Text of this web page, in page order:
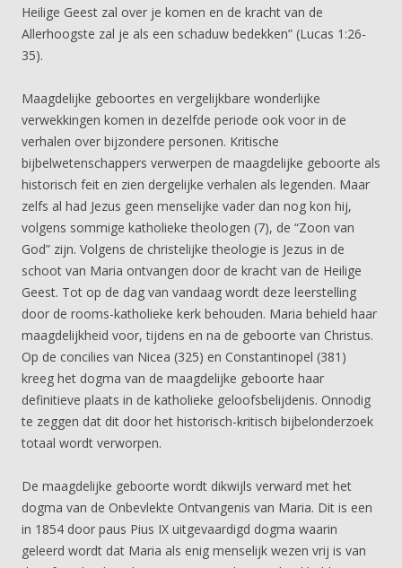
Heilige Geest zal over je komen en de kracht van de
Allerhoogste zal je als een schaduw bedekken” (Lucas 1:26-
35).
Maagdelijke geboortes en vergelijkbare wonderlijke
verwekkingen komen in dezelfde periode ook voor in de
verhalen over bijzondere personen. Kritische
bijbelwetenschappers verwerpen de maagdelijke geboorte als
historisch feit en zien dergelijke verhalen als legenden. Maar
zelfs al had Jezus geen menselijke vader dan nog kon hij,
volgens sommige katholieke theologen (7), de “Zoon van
God” zijn. Volgens de christelijke theologie is Jezus in de
schoot van Maria ontvangen door de kracht van de Heilige
Geest. Tot op de dag van vandaag wordt deze leerstelling
door de rooms-katholieke kerk behouden. Maria behield haar
maagdelijkheid voor, tijdens en na de geboorte van Christus.
Op de concilies van Nicea (325) en Constantinopel (381)
kreeg het dogma van de maagdelijke geboorte haar
definitieve plaats in de katholieke geloofsbelijdenis. Onnodig
te zeggen dat dit door het historisch-kritisch bijbelonderzoek
totaal wordt verworpen.
De maagdelijke geboorte wordt dikwijls verward met het
dogma van de Onbevlekte Ontvangenis van Maria. Dit is een
in 1854 door paus Pius IX uitgevaardigd dogma waarin
geleerd wordt dat Maria als enig menselijk wezen vrij is van